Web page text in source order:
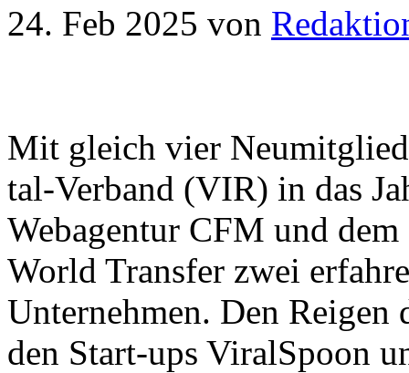
24. Feb 2025 von
Mit gleich vier
tal-Verband (VIR) in das
Web­agen­tur CFM und
World Transfer zwei
Un­ter­neh­men. Den Rei­gen
den Start-ups ViralSpoon